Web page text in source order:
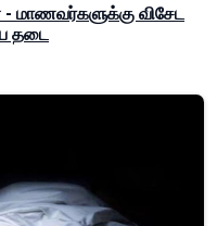
- மாணவர்களுக்கு விசேட
தடை